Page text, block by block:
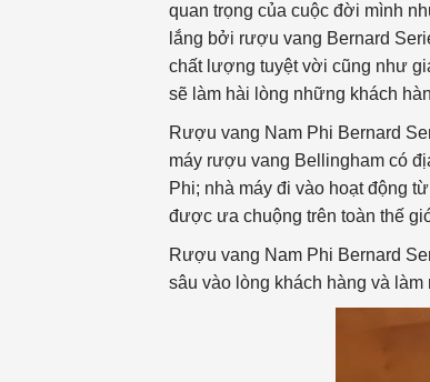
quan trọng của cuộc đời mình
lắng bởi rượu vang Bernard
chất lượng tuyệt vời cũng như
sẽ làm hài lòng những khách
Rượu vang Nam Phi Bernard
máy rượu vang Bellingham có
Phi; nhà máy đi vào hoạt động
được ưa chuộng trên toàn thế
Rượu vang Nam Phi Bernard
sâu vào lòng khách hàng và